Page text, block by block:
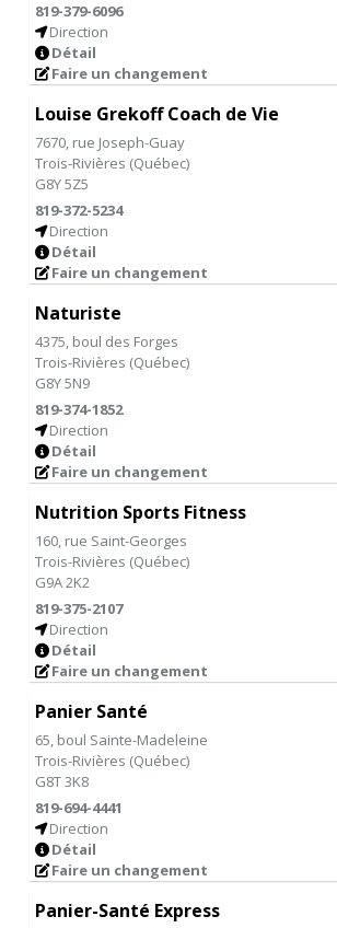
819-379-6096
Direction
Détail
Faire un changement
Louise Grekoff Coach de Vie
7670, rue Joseph-Guay
Trois-Rivières (Québec)
G8Y 5Z5
819-372-5234
Direction
Détail
Faire un changement
Naturiste
4375, boul des Forges
Trois-Rivières (Québec)
G8Y 5N9
819-374-1852
Direction
Détail
Faire un changement
Nutrition Sports Fitness
160, rue Saint-Georges
Trois-Rivières (Québec)
G9A 2K2
819-375-2107
Direction
Détail
Faire un changement
Panier Santé
65, boul Sainte-Madeleine
Trois-Rivières (Québec)
G8T 3K8
819-694-4441
Direction
Détail
Faire un changement
Panier-Santé Express